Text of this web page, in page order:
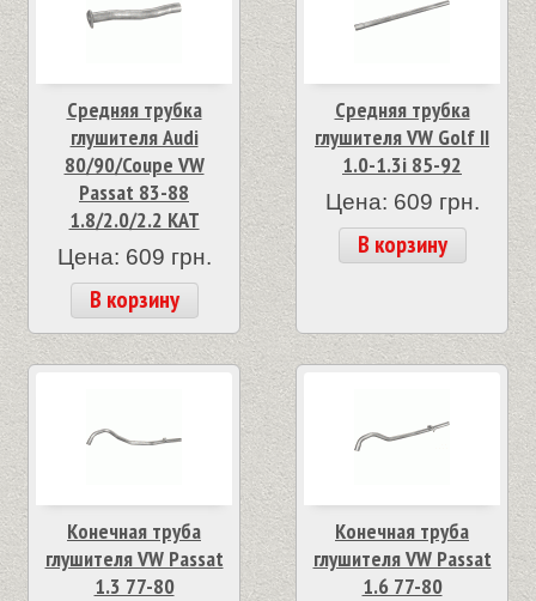
Средняя трубка
глушителя Audi
80/90/Coupe VW
Passat 83-88
1.8/2.0/2.2 KAT
Цена: 609 грн.
В корзину
Средняя трубка
глушителя VW Golf II
1.0-1.3i 85-92
Цена: 609 грн.
В корзину
Конечная труба
глушителя VW Passat
1.3 77-80
Конечная труба
глушителя VW Passat
1.6 77-80